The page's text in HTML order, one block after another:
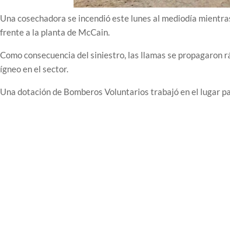
Una cosechadora se incendió este lunes al mediodía
frente a la planta de McCain.
Como consecuencia del siniestro, las llamas se
ígneo en el sector.
Una dotación de Bomberos Voluntarios trabajó en el lugar